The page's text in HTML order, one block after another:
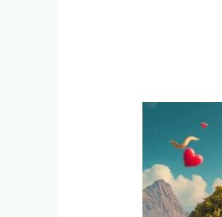
Prevenir
un
Infarto
en